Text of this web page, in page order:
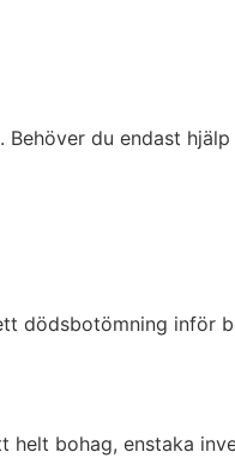
du endast
dödsbotömning inför
bohag, enstaka